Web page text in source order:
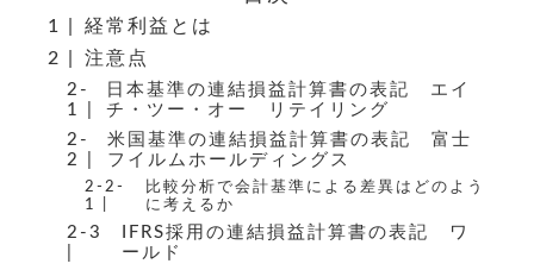
経常利益とは
注意点
日本基準の連結損益計算書の表記 エイ
チ・ツー・オー リテイリング
米国基準の連結損益計算書の表記 富士
フイルムホールディングス
比較分析で会計基準による差異はどのよう
に考えるか
IFRS採用の連結損益計算書の表記 ワ
ールド